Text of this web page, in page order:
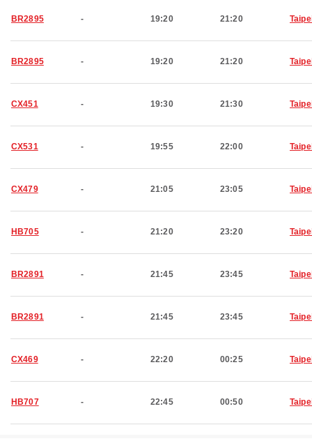
BR2895 - 19:20 21:20
BR2895 - 19:20 21:20
CX451 - 19:30 21:30
CX531 - 19:55 22:00
CX479 - 21:05 23:05
HB705 - 21:20 23:20
BR2891 - 21:45 23:45
BR2891 - 21:45 23:45
CX469 - 22:20 00:25
HB707 - 22:45 00:50